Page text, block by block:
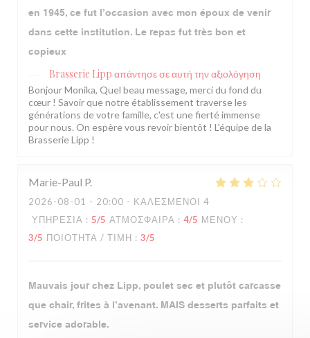
en 1945, ce fut l’occasion avec mon époux de venir
dans cette institution. Le repas fut très bon et
copieux
Brasserie Lipp απάντησε σε αυτή την αξιολόγηση
Bonjour Monika, Quel beau message, merci du fond du
cœur ! Savoir que notre établissement traverse les
générations de votre famille, c'est une fierté immense
pour nous. On espère vous revoir bientôt ! L'équipe de la
Brasserie Lipp !
Marie-Paul P
2026-08-01 - 20:00 - ΚΑΛΕΣΜΈΝΟΙ 4
ΥΠΗΡΕΣΊΑ : 5/5 ΑΤΜΌΣΦΑΙΡΑ : 4/5 ΜΕΝΟΎ :
3/5 ΠΟΙΌΤΗΤΑ / ΤΙΜΉ : 3/5
Mauvais jour chez Lipp, poulet sec et plutôt carcasse
que chair, frites à l’avenant. MAIS desserts parfaits et
service adorable.